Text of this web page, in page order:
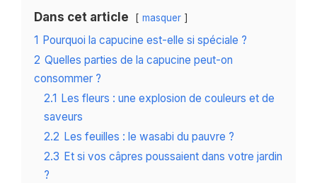
Dans cet article masquer
1 Pourquoi la capucine est-elle si spéciale ?
2 Quelles parties de la capucine peut-on
consommer ?
2.1 Les fleurs : une explosion de couleurs et de
saveurs
2.2 Les feuilles : le wasabi du pauvre ?
2.3 Et si vos câpres poussaient dans votre jardin
?